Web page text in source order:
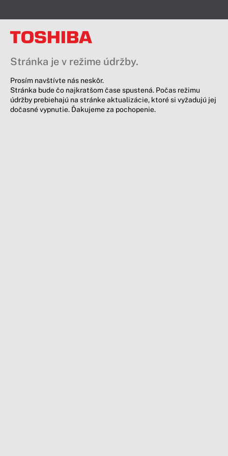
Stránka je v režime údržby.
Prosím navštívte nás neskôr.
Stránka bude čo najkratšom čase spustená. Počas režimu
údržby prebiehajú na stránke aktualizácie, ktoré si vyžadujú jej
dočasné vypnutie. Ďakujeme za pochopenie.